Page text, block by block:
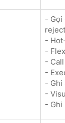
- Gọi
-
-
-
-
- Ghi
-
- Ghi